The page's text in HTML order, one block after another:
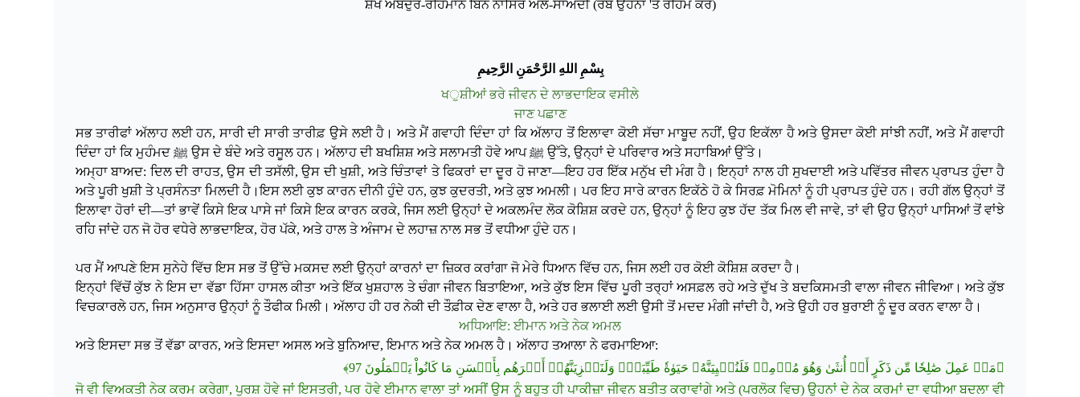
ਸ਼ੇਖ ਅਬਦੁਰ-ਰਹਿਮਾਨ ਬਿਨ ਨਾਸਿਰ ਅਲ-ਸਾਅਦੀ (ਰੱਬ ਉਹਨਾਂ 'ਤੇ ਰਹਿਮ ਕਰੇ)
بسم الله الرحمن الرحيم
ਖੁਸ਼ੀਆਂ ਭਰੇ ਜੀਵਨ ਦੇ ਲਾਭਦਾਇਕ ਵਸੀਲੇ
ਜਾਣ ਪਛਾਣ
ਸਭ ਤਾਰੀਫਾਂ ਅੱਲਾਹ ਲਈ ਹਨ, ਸਾਰੀ ਦੀ ਸਾਰੀ ਤਾਰੀਫ਼ ਉਸੇ ਲਈ ਹੈ। ਅਤੇ ਮੈਂ ਗਵਾਹੀ ਦਿੰਦਾ ਹਾਂ ਕਿ ਅੱਲਾਹ ਤੋਂ ਇਲਾਵਾ ਕੋਈ ਸੱਚਾ ਮਾਬੂਦ ਨਹੀਂ, ਉਹ ਇਕੱਲਾ ਹੈ ਅਤੇ ਉਸਦਾ ਕੋਈ ਸਾਂਝੀ ਨਹੀਂ, ਅਤੇ ਮੈਂ ਗਵਾਹੀ
ਦਿੰਦਾ ਹਾਂ ਕਿ ਮੁਹੰਮਦ ﷺ ਉਸ ਦੇ ਬੰਦੇ ਅਤੇ ਰਸੂਲ ਹਨ। ਅੱਲਾਹ ਦੀ ਬਖਸ਼ਿਸ਼ ਅਤੇ ਸਲਾਮਤੀ ਹੋਵੇ ਆਪ ﷺ ਉੱਤੇ, ਉਨ੍ਹਾਂ ਦੇ ਪਰਿਵਾਰ ਅਤੇ ਸਹਾਬਿਆਂ ਉੱਤੇ।
ਅਮ੍ਹਾ ਬਾਅਦ: ਦਿਲ ਦੀ ਰਾਹਤ, ਉਸ ਦੀ ਤਸੱਲੀ, ਉਸ ਦੀ ਖੁਸ਼ੀ, ਅਤੇ ਚਿੰਤਾਵਾਂ ਤੇ ਫਿਕਰਾਂ ਦਾ ਦੂਰ ਹੋ ਜਾਣਾ—ਇਹ ਹਰ ਇੱਕ ਮਨੁੱਖ ਦੀ ਮੰਗ ਹੈ। ਇਨ੍ਹਾਂ ਨਾਲ ਹੀ ਸੁਖਦਾਈ ਅਤੇ ਪਵਿੱਤਰ ਜੀਵਨ ਪ੍ਰਾਪਤ ਹੁੰਦਾ ਹੈ
ਅਤੇ ਪੂਰੀ ਖੁਸ਼ੀ ਤੇ ਪ੍ਰਸੰਨਤਾ ਮਿਲਦੀ ਹੈ।ਇਸ ਲਈ ਕੁਝ ਕਾਰਨ ਦੀਨੀ ਹੁੰਦੇ ਹਨ, ਕੁਝ ਕੁਦਰਤੀ, ਅਤੇ ਕੁਝ ਅਮਲੀ। ਪਰ ਇਹ ਸਾਰੇ ਕਾਰਨ ਇਕੱਠੇ ਹੋ ਕੇ ਸਿਰਫ਼ ਮੋਮਿਨਾਂ ਨੂੰ ਹੀ ਪ੍ਰਾਪਤ ਹੁੰਦੇ ਹਨ। ਰਹੀ ਗੱਲ ਉਨ੍ਹਾਂ ਤੋਂ
ਇਲਾਵਾ ਹੋਰਾਂ ਦੀ—ਤਾਂ ਭਾਵੇਂ ਕਿਸੇ ਇਕ ਪਾਸੇ ਜਾਂ ਕਿਸੇ ਇਕ ਕਾਰਨ ਕਰਕੇ, ਜਿਸ ਲਈ ਉਨ੍ਹਾਂ ਦੇ ਅਕਲਮੰਦ ਲੋਕ ਕੋਸ਼ਿਸ਼ ਕਰਦੇ ਹਨ, ਉਨ੍ਹਾਂ ਨੂੰ ਇਹ ਕੁਝ ਹੱਦ ਤੱਕ ਮਿਲ ਵੀ ਜਾਵੇ, ਤਾਂ ਵੀ ਉਹ ਉਨ੍ਹਾਂ ਪਾਸਿਆਂ ਤੋਂ ਵਾਂਝੇ
ਰਹਿ ਜਾਂਦੇ ਹਨ ਜੋ ਹੋਰ ਵਧੇਰੇ ਲਾਭਦਾਇਕ, ਹੋਰ ਪੱਕੇ, ਅਤੇ ਹਾਲ ਤੇ ਅੰਜਾਮ ਦੇ ਲਹਾਜ਼ ਨਾਲ ਸਭ ਤੋਂ ਵਧੀਆ ਹੁੰਦੇਹਨ।
ਪਰ ਮੈਂ ਆਪਣੇ ਇਸ ਸੁਨੇਹੇ ਵਿੱਚ ਇਸ ਸਭ ਤੋਂ ਉੱਚੇ ਮਕਸਦ ਲਈ ਉਨ੍ਹਾਂ ਕਾਰਨਾਂ ਦਾ ਜ਼ਿਕਰ ਕਰਾਂਗਾ ਜੋ ਮੇਰੇ ਧਿਆਨ ਵਿੱਚ ਹਨ, ਜਿਸ ਲਈ ਹਰ ਕੋਈ ਕੋਸ਼ਿਸ਼ ਕਰਦਾ ਹੈ।
ਇਨ੍ਹਾਂ ਵਿੱਚੋਂ ਕੁੱਝ ਨੇ ਇਸ ਦਾ ਵੱਡਾ ਹਿੱਸਾ ਹਾਸਲ ਕੀਤਾ ਅਤੇ ਇੱਕ ਖੁਸ਼ਹਾਲ ਤੇ ਚੰਗਾ ਜੀਵਨ ਬਿਤਾਇਆ, ਅਤੇ ਕੁੱਝ ਇਸ ਵਿੱਚ ਪੂਰੀ ਤਰ੍ਹਾਂ ਅਸਫ਼ਲ ਰਹੇ ਅਤੇ ਦੁੱਖ ਤੇ ਬਦਕਿਸਮਤੀ ਵਾਲਾ ਜੀਵਨ ਜੀਵਿਆ। ਅਤੇ ਕੁੱਝ
ਵਿਚਕਾਰਲੇ ਹਨ, ਜਿਸ ਅਨੁਸਾਰ ਉਨ੍ਹਾਂ ਨੂੰ ਤੌਫੀਕ ਮਿਲੀ। ਅੱਲਾਹ ਹੀ ਹਰ ਨੇਕੀ ਦੀ ਤੌਫ਼ੀਕ ਦੇਣ ਵਾਲਾ ਹੈ, ਅਤੇ ਹਰ ਭਲਾਈ ਲਈ ਉਸੀ ਤੋਂ ਮਦਦ ਮੰਗੀ ਜਾਂਦੀ ਹੈ, ਅਤੇ ਉਹੀ ਹਰ ਬੁਰਾਈ ਨੂੰ ਦੂਰ ਕਰਨ ਵਾਲਾ ਹੈ।
ਅਧਿਆਇ: ਈਮਾਨ ਅਤੇ ਨੇਕ ਅਮਲ
ਅਤੇ ਇਸਦਾ ਸਭ ਤੋਂ ਵੱਡਾ ਕਾਰਨ, ਅਤੇ ਇਸਦਾ ਅਸਲ ਅਤੇ ਬੁਨਿਆਦ, ਇਮਾਨ ਅਤੇ ਨੇਕ ਅਮਲ ਹੈ। ਅੱਲਾਹ ਤਆਲਾ ਨੇ ਫਰਮਾਇਆ:
﴿مَنۡ عَمِلَ صَٰلِحٗا مِّن ذَكَرٍ أَوۡ أُنثَىٰ وَهُوَ مُؤۡمِنٞ فَلَنُحۡيِيَنَّهُۥ حَيَوٰةٗ طَيِّبَةٗۖ وَلَنَجۡزِيَنَّهُمۡ أَجۡرَهُم بِأَحۡسَنِ مَا كَانُواْ يَعۡمَلُونَ 97﴾
ਜੋ ਵੀ ਵਿਅਕਤੀ ਨੇਕ ਕਰਮ ਕਰੇਗਾ, ਪੁਰਸ਼ ਹੋਵੇ ਜਾਂ ਇਸਤਰੀ, ਪਰ ਹੋਵੇ ਈਮਾਨ ਵਾਲਾ ਤਾਂ ਅਸੀਂ ਉਸ ਨੂੰ ਬਹੁਤ ਹੀ ਪਾਕੀਜ਼ਾ ਜੀਵਨ ਬਤੀਤ ਕਰਾਵਾਂਗੇ ਅਤੇ (ਪਰਲੋਕ ਵਿਚ) ਉਹਨਾਂ ਦੇ ਨੇਕ ਕਰਮਾਂ ਦਾ ਵਧੀਆ ਬਦਲਾ ਵੀ